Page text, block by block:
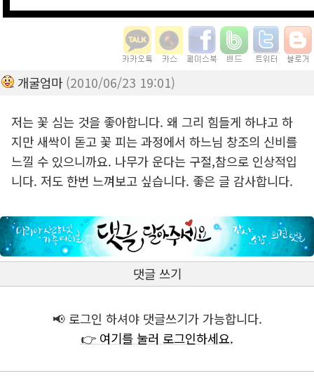
개굴엄마 (2010/06/23 19:01)
저는 꽃 심는 것을 좋아합니다. 왜 그리 힘들게 하냐고 하
지만 새싹이 돋고 꽃 피는 과정에서 하느님 창조의 신비를
느낄 수 있으니까요. 나무가 운다는 구절,참으로 인상적입
니다. 저도 한번 느껴보고 싶습니다. 좋은 글 감사합니다.
댓글 쓰기
📢 로그인 하셔야 댓글쓰기가 가능합니다.
👉 여기를 눌러 로그인하세요.